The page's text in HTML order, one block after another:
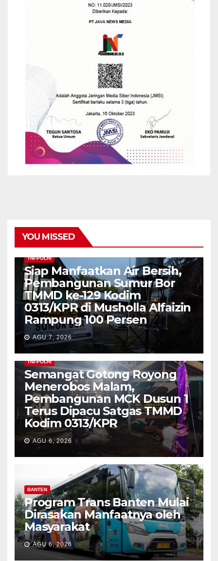
YOU MISSED
TNI-POLRI
Siap Manfaatkan Air Bersih,
Pembangunan Sumur Bor
TMMD ke-129 Kodim
0313/KPR di Musholla Alfaizin
Rampung 100 Persen
AGU 7, 2026
TNI-POLRI
Semangat Gotong Royong
Menerobos Malam,
Pembangunan MCK Dusun 1
Terus Dipacu Satgas TMMD
Kodim 0313/KPR
AGU 6, 2026
BANTEN
Program Trans Banten Mulai
Dirasakan Manfaatnya oleh
Masyarakat
AGU 6, 2026